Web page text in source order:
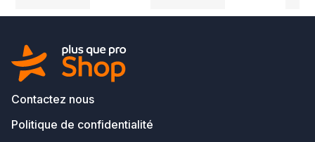
Contactez nous
Politique de confidentialité